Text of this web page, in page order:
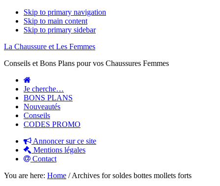
Skip to primary navigation
Skip to main content
Skip to primary sidebar
La Chaussure et Les Femmes
Conseils et Bons Plans pour vos Chaussures Femmes
Je cherche…
BONS PLANS
Nouveautés
Conseils
CODES PROMO
Annoncer sur ce site
Mentions légales
Contact
You are here: Home /Archives for soldes bottes mollets forts